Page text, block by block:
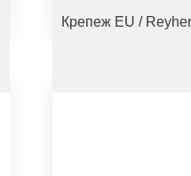
Крепеж EU / Reyher